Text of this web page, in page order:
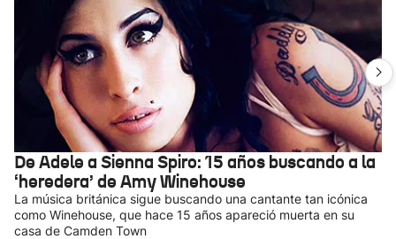
De Adele a Sienna Spiro: 15 años buscando a la
‘heredera’ de Amy Winehouse
La música británica sigue buscando una cantante tan icónica
como Winehouse, que hace 15 años apareció muerta en su
casa de Camden Town